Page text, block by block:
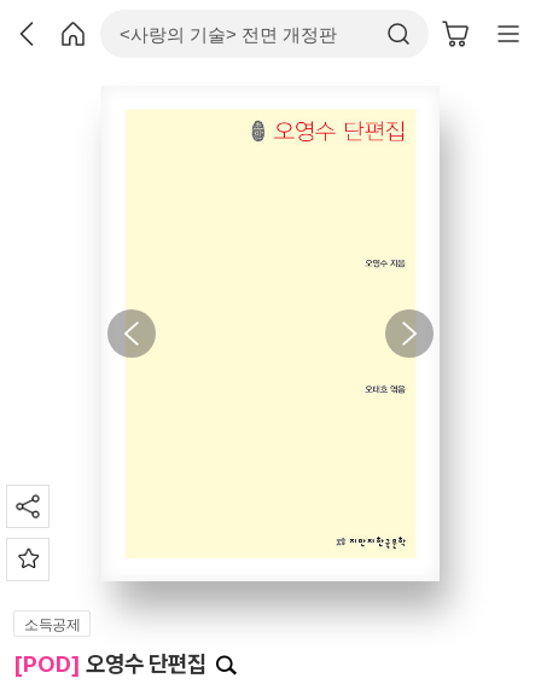
소득공제
[POD] 오영수 단편집